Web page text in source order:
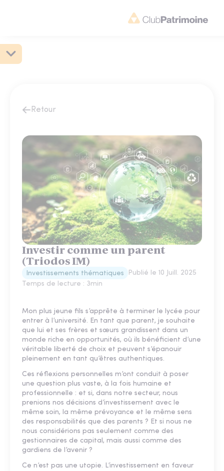
Retour
Investir comme un parent
(Triodos IM)
Investissements thématiques Publié le 10 Juill. 2025
Temps de lecture : 3min
Mon plus jeune fils s’apprête à terminer le lycée pour
entrer à l’université. En tant que parent, je souhaite
que lui et ses frères et sœurs grandissent dans un
monde riche en opportunités, où ils bénéficient d’une
véritable liberté de choix et peuvent s’épanouir
pleinement en tant qu’êtres authentiques.
Ces réflexions personnelles m’ont conduit à poser
une question plus vaste, à la fois humaine et
professionnelle : et si, dans notre secteur, nous
prenions nos décisions d’investissement avec le
même soin, la même prévoyance et le même sens
des responsabilités que des parents ? Et si nous ne
nous considérions pas seulement comme des
gestionnaires de capital, mais aussi comme des
gardiens de l’avenir ?
Ce n’est pas une utopie. L’investissement en faveur